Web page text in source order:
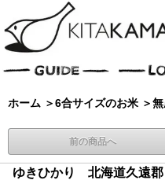
ホーム ＞6合サイズのお米 ＞
前の商品へ
ゆきひかり 北海道久遠